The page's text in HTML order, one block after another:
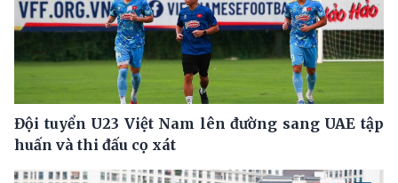
Đội tuyển U23 Việt Nam lên đường sang UAE tập
huấn và thi đấu cọ xát